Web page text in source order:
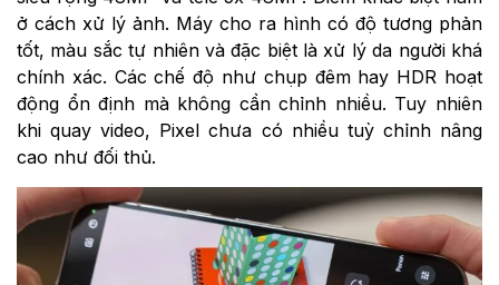
ở cách xử lý ảnh. Máy cho ra hình có độ tương phản
tốt, màu sắc tự nhiên và đặc biệt là xử lý da người khá
chính xác. Các chế độ như chụp đêm hay HDR hoạt
động ổn định mà không cần chỉnh nhiều. Tuy nhiên
khi quay video, Pixel chưa có nhiều tuỳ chỉnh nâng
cao như đối thủ.